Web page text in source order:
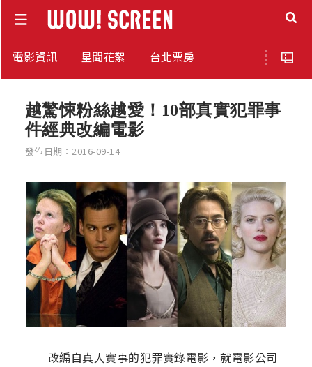
電影資訊 星聞花絮 台北票房
越驚悚粉絲越愛！10部真實犯罪事
件經典改編電影
發佈日期：2016-09-14
改編自真人實事的犯罪實錄電影，就電影公司